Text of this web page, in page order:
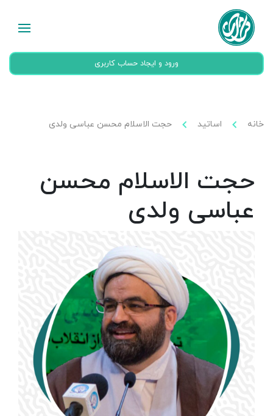
ورود و ایجاد حساب کاربری
خانه اساتید حجت الاسلام محسن عباسی ولدی
حجت الاسلام محسن
عباسی ولدی